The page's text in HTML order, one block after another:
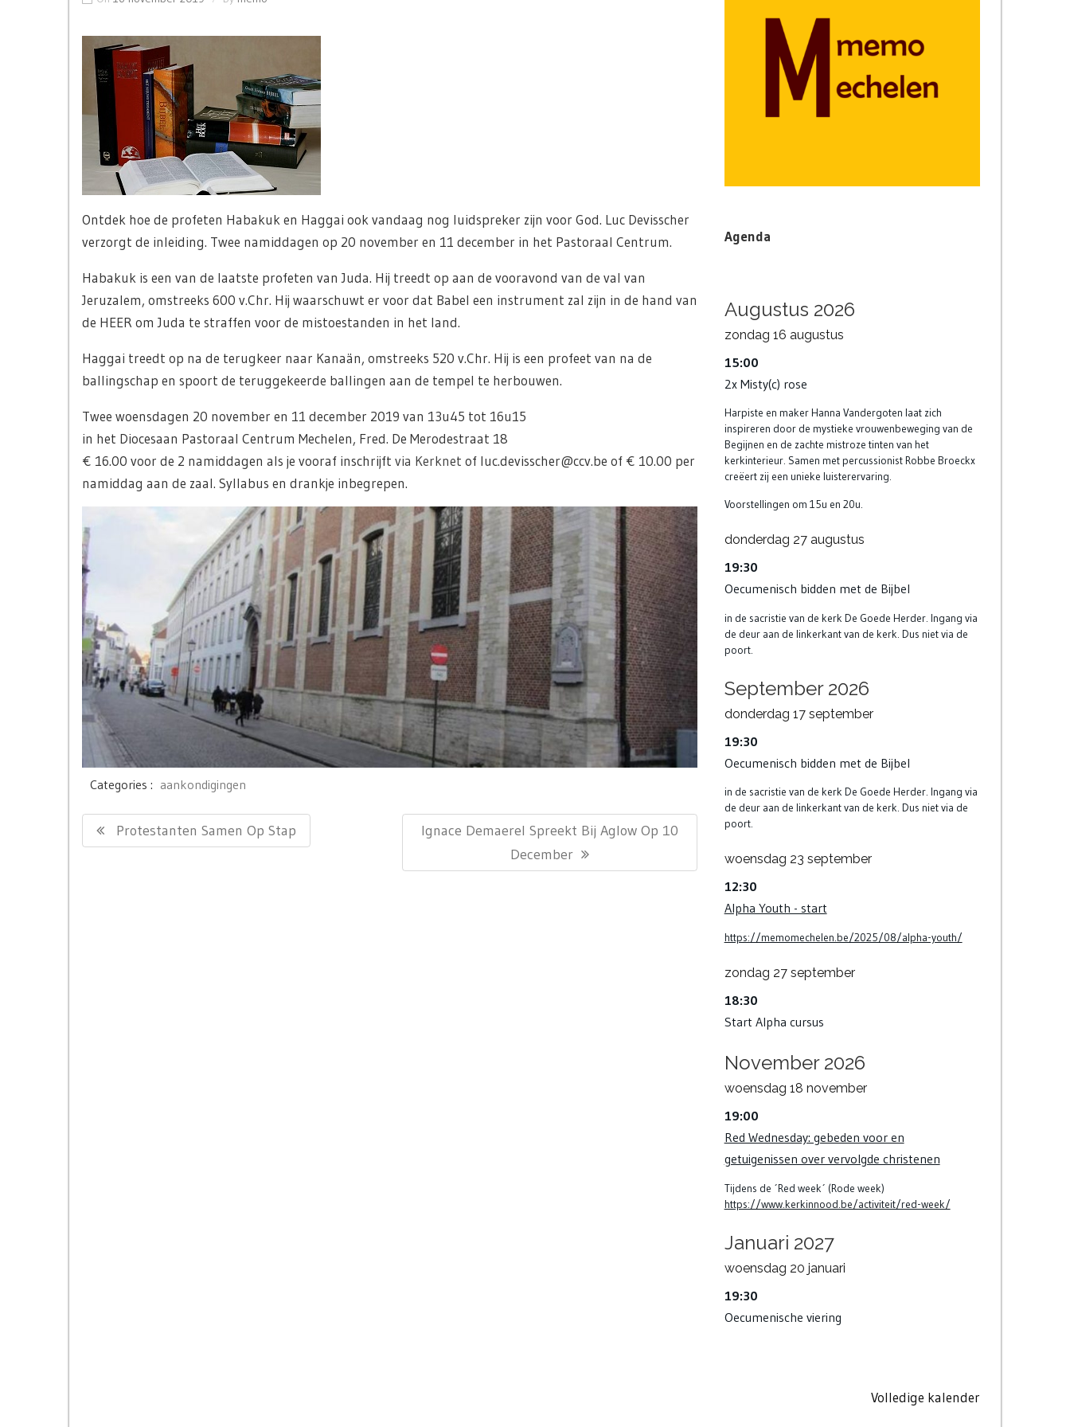
Ontdek hoe de profeten Habakuk en Haggai ook vandaag nog luidspreker zijn voor God. Luc Devisscher
verzorgt de inleiding. Twee namiddagen op 20 november en 11 december in het Pastoraal Centrum.
Habakuk is een van de laatste profeten van Juda. Hij treedt op aan de vooravond van de val van
Jeruzalem, omstreeks 600 v.Chr. Hij waarschuwt er voor dat Babel een instrument zal zijn in de hand van
de HEER om Juda te straffen voor de mistoestanden in het land.
Haggai treedt op na de terugkeer naar Kanaän, omstreeks 520 v.Chr. Hij is een profeet van na de
ballingschap en spoort de teruggekeerde ballingen aan de tempel te herbouwen.
Twee woensdagen 20 november en 11 december 2019 van 13u45 tot 16u15
in het Diocesaan Pastoraal Centrum Mechelen, Fred. De Merodestraat 18
€ 16.00 voor de 2 namiddagen als je vooraf inschrijft via Kerknet of luc.devisscher@ccv.be of € 10.00 per
namiddag aan de zaal. Syllabus en drankje inbegrepen.
Categories : aankondigingen
Bericht
navigatie
Previous
Protestanten Samen Op Stap
Next
Ignace Demaerel Spreekt Bij Aglow Op 10
December
Agenda
Augustus 2026
zondag 16 augustus
15:00
2x Misty(c) rose
Harpiste en maker Hanna Vandergoten laat zich
inspireren door de mystieke vrouwenbeweging van de
Begijnen en de zachte mistroze tinten van het
kerkinterieur. Samen met percussionist Robbe Broeckx
creëert zij een unieke luisterervaring.
Voorstellingen om 15u en 20u.
donderdag 27 augustus
19:30
Oecumenisch bidden met de Bijbel
in de sacristie van de kerk De Goede Herder. Ingang via
de deur aan de linkerkant van de kerk. Dus niet via de
poort.
September 2026
donderdag 17 september
19:30
Oecumenisch bidden met de Bijbel
in de sacristie van de kerk De Goede Herder. Ingang via
de deur aan de linkerkant van de kerk. Dus niet via de
poort.
woensdag 23 september
12:30
Alpha Youth - start
https://memomechelen.be/2025/08/alpha-youth/
zondag 27 september
18:30
Start Alpha cursus
November 2026
woensdag 18 november
19:00
Red Wednesday: gebeden voor en
getuigenissen over vervolgde christenen
Tijdens de ´Red week´ (Rode week)
https://www.kerkinnood.be/activiteit/red-week/
Januari 2027
woensdag 20 januari
19:30
Oecumenische viering
Volledige kalender